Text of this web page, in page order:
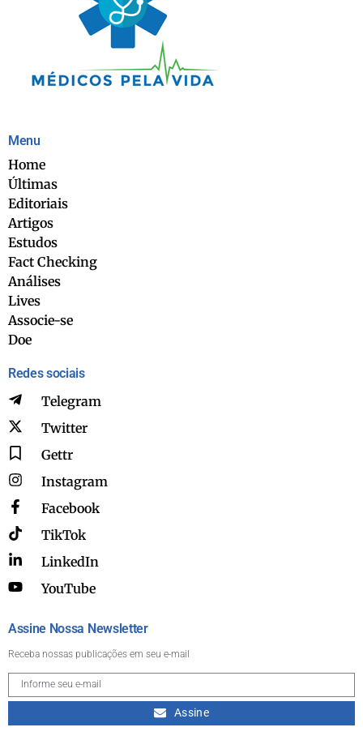
Menu
Home
Últimas
Editoriais
Artigos
Estudos
Fact Checking
Análises
Lives
Associe-se
Doe
Redes sociais
Telegram
Twitter
Gettr
Instagram
Facebook
TikTok
LinkedIn
YouTube
Assine Nossa Newsletter
Receba nossas publicações em seu e-mail
Assine